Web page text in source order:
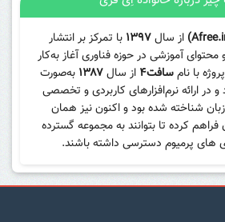
از سال۱۳۹۷ با تمرکز بر انتشار
آموزشی در حوزه فناوری آغاز به‌کار
با نامسافت۴ از سال۱۳۸۷ به‌صورت
ارائه نرم‌افزارهای کاربردی و تخصصی
شناخته شده بود و اکنون نیز همان
فراهم کرده تا بتوانند به مجموعه گسترده
های پرمیوم دسترسی داشته باشند.